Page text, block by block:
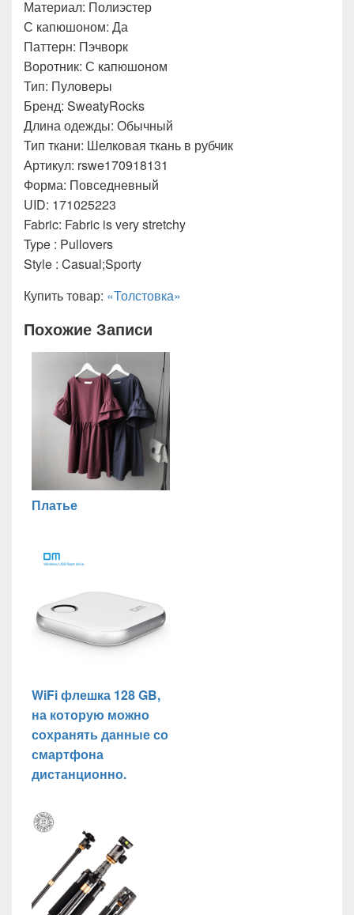
Материал: Полиэстер
С капюшоном: Да
Паттерн: Пэчворк
Воротник: С капюшоном
Тип: Пуловеры
Бренд: SweatyRocks
Длина одежды: Обычный
Тип ткани: Шелковая ткань в рубчик
Артикул: rswe170918131
Форма: Повседневный
UID: 171025223
Fabric: Fabric is very stretchy
Type : Pullovers
Style : Casual;Sporty
Купить товар: «Толстовка»
Похожие Записи
Платье
WiFi флешка 128 GB,
на которую можно
сохранять данные со
смартфона
дистанционно.